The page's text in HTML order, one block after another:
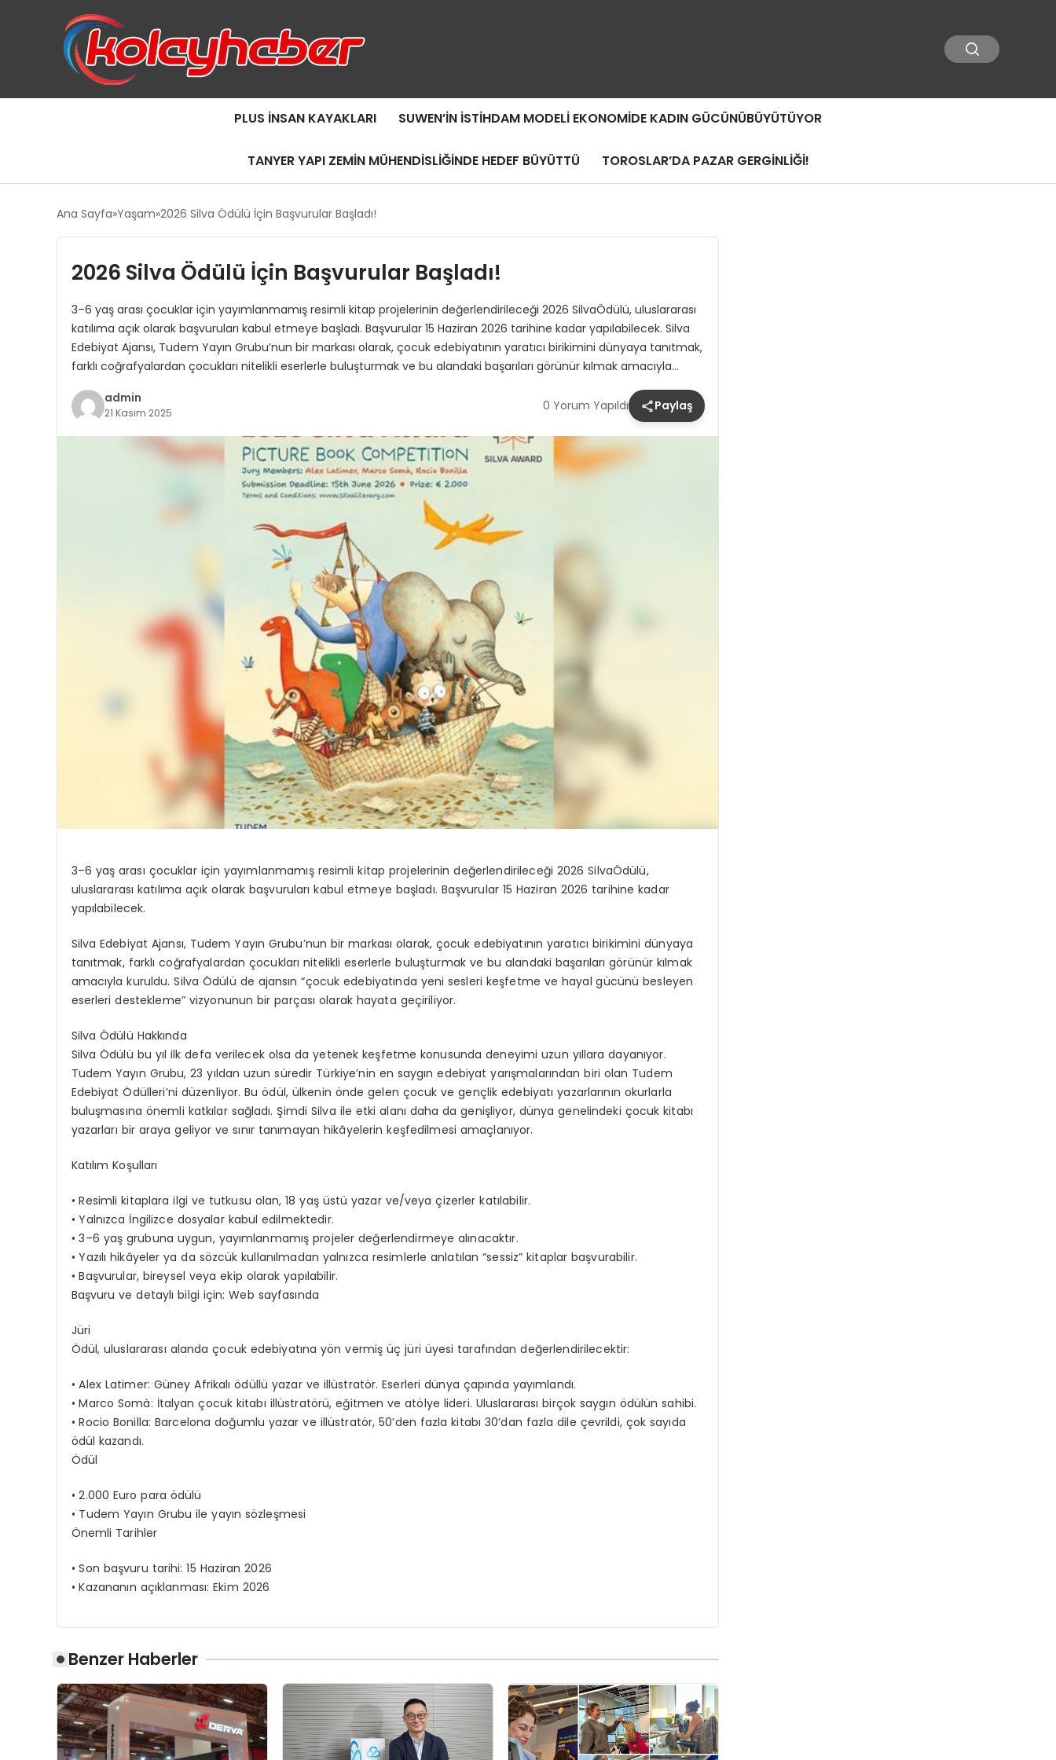
PLUS İNSAN KAYAKLARI SUWEN’IN İSTIHDAM MODELI EKONOMIDE KADIN GÜCÜNÜBÜYÜTÜYOR
TANYER YAPI ZEMIN MÜHENDISLIĞINDE HEDEF BÜYÜTTÜ TOROSLAR’DA PAZAR GERGİNLİĞİ!
Ana Sayfa Yaşam 2026 Silva Ödülü İçin Başvurular Başladı!
2026 Silva Ödülü İçin Başvurular Başladı!
3–6 yaş arası çocuklar için yayımlanmamış resimli kitap projelerinin değerlendirileceği 2026 SilvaÖdülü, uluslararası
katılıma açık olarak başvuruları kabul etmeye başladı. Başvurular 15 Haziran 2026 tarihine kadar yapılabilecek. Silva
Edebiyat Ajansı, Tudem Yayın Grubu’nun bir markası olarak, çocuk edebiyatının yaratıcı birikimini dünyaya tanıtmak,
farklı coğrafyalardan çocukları nitelikli eserlerle buluşturmak ve bu alandaki başarıları görünür kılmak amacıyla…
admin
21 Kasım 2025 0 Yorum Yapıldı Paylaş
3–6 yaş arası çocuklar için yayımlanmamış resimli kitap projelerinin değerlendirileceği 2026SilvaÖdülü,
uluslararası katılıma açık olarak başvuruları kabul etmeye başladı. Başvurular 15 Haziran 2026 tarihine kadar
yapılabilecek.
Silva Edebiyat Ajansı, Tudem Yayın Grubu’nun bir markasıolarak, çocuk edebiyatının yaratıcı birikimini dünyaya
tanıtmak, farklı coğrafyalardan çocukları nitelikli eserlerle buluşturmak ve bu alandaki başarıları görünür kılmak
amacıyla kuruldu.Silva Ödülü de ajansın “çocuk edebiyatında yeni sesleri keşfetme ve hayal gücünü besleyen
eserleri destekleme” vizyonunun bir parçası olarak hayata geçiriliyor.
Silva Ödülü Hakkında
Silva Ödülü bu yıl ilk defa verilecek olsa da yetenek keşfetme konusunda deneyimi uzun yıllara dayanıyor.
Tudem Yayın Grubu, 23 yıldan uzun süredir Türkiye’nin en saygın edebiyat yarışmalarından biri olan Tudem
Edebiyat Ödülleri’ni düzenliyor. Bu ödül, ülkenin önde gelen çocuk ve gençlik edebiyatı yazarlarının okurlarla
buluşmasına önemli katkılar sağladı. ŞimdiSilva ile etki alanı daha da genişliyor, dünya genelindeki çocuk kitabı
yazarları bir araya geliyor ve sınır tanımayan hikâyelerin keşfedilmesi amaçlanıyor.
Katılım Koşulları
•Resimli kitaplara ilgi ve tutkusu olan, 18 yaş üstü yazar ve/veya çizerler katılabilir.
•Yalnızca İngilizce dosyalar kabul edilmektedir.
•3–6 yaş grubuna uygun,yayımlanmamış projeler değerlendirmeye alınacaktır.
•Yazılı hikâyeler ya da sözcük kullanılmadan yalnızca resimlerle anlatılan “sessiz” kitaplar başvurabilir.
•Başvurular, bireysel veya ekip olarakyapılabilir.
Başvuru ve detaylı bilgi için: Web sayfasında
Jüri
Ödül, uluslararası alanda çocuk edebiyatına yön vermiş üç jüri üyesi tarafından değerlendirilecektir:
•Alex Latimer: Güney Afrikalı ödüllü yazar ve illüstratör. Eserleri dünya çapında yayımlandı.
•Marco Somà: İtalyan çocuk kitabı illüstratörü, eğitmen ve atölye lideri. Uluslararası birçok saygın ödülün sahibi.
•Rocio Bonilla: Barcelona doğumlu yazar ve illüstratör, 50’den fazla kitabı 30’dan fazla dile çevrildi, çok sayıda
ödül kazandı.
Ödül
•2.000 Europara ödülü
• Tudem Yayın Grubu ile yayın sözleşmesi
Önemli Tarihler
•Son başvuru tarihi: 15 Haziran 2026
•Kazananın açıklanması: Ekim 2026
Benzer Haberler